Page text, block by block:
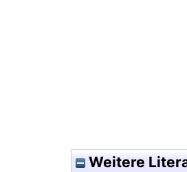
Weitere